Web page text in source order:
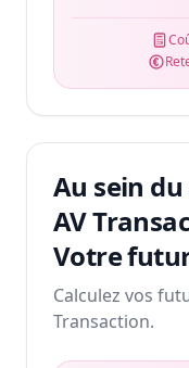
Au sein
AV
Votre
Calculez vos
Transaction.